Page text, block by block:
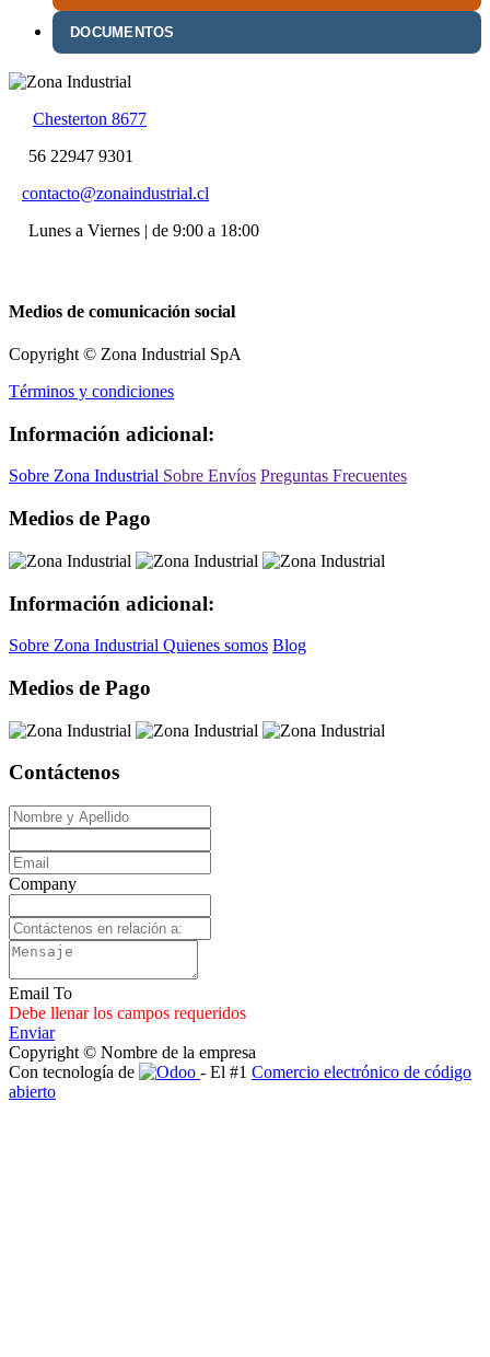
DOCUMENTOS
Chesterton 8677
56 22947 9301
contacto@zonaindustrial.cl
Lunes a Viernes | de 9:00 a 18:00
Medios de comunicación social
Copyright © Zona Industrial SpA
Términos y condiciones
Información adicional:
Sobre Zona Industrial Sobre Envíos Preguntas Frecuentes
Medios de Pago
Información adicional:
Sobre Zona Industrial Quienes somos Blog
Medios de Pago
Contáctenos
Company
Email To
Debe llenar los campos requeridos
Enviar
Copyright © Nombre de la empresa
Con tecnología de
- El #1 Comercio electrónico de código
abierto